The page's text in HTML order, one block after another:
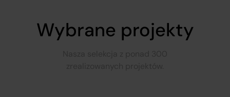
Wybrane projekty